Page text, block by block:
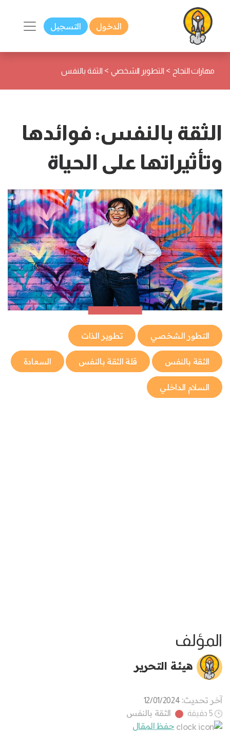
الدخول التسجيل
مهارات النجاح > التطوير الشخصي > الثقة بالنفس
الثقة بالنفس: فوائدها
وتأثيراتها على الحياة
التطور الشخصي تطوير الذات
الثقة بالنفس قلة الثقة بالنفس السعادة
السلام الداخلي
المؤلف
هيئة التحرير
آخر تحديث: 12/01/2024
5 دقيقة
الثقة بالنفس
حفظ المقال